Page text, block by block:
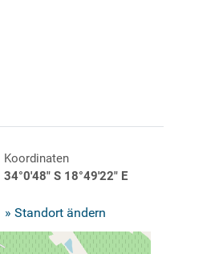
Koordinaten
34°0'48" S 18°49'22" E
» Standort ändern